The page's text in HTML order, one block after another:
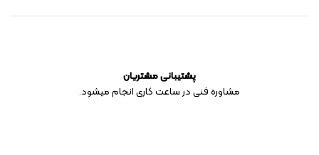
پشتیبانی مشتریان
مشاوره فنی در ساعت کاری انجام میشود.